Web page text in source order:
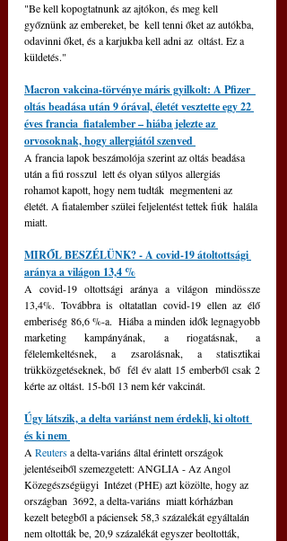
"Be kell kopogtatnunk az ajtókon, és meg kell
győznünk az embereket, be  kell tenni őket az autókba,
odavinni őket, és a karjukba kell adni az  oltást. Ez a
küldetés."
Macron vakcina-törvénye máris gyilkolt: A Pfizer
oltás beadása után 9 órával, életét vesztette egy 22
éves francia  fiatalember – hiába jelezte az
orvosoknak, hogy allergiától szenved
A francia lapok beszámolója szerint az oltás beadása
után a fiú rosszul  lett és olyan súlyos allergiás
rohamot kapott, hogy nem tudták  megmenteni az
életét. A fiatalember szülei feljelentést tettek fiúk  halála
miatt.
MIRŐL BESZÉLÜNK? - A covid-19 átoltottsági
aránya a világon 13,4 %
A covid-19 oltottsági aránya a világon mindössze
13,4%. Továbbra is oltatatlan covid-19 ellen az élő
emberiség 86,6 %-a.  Hiába a minden idők legnagyobb
marketing kampányának, a riogatásnak, a
félelemkeltésnek, a zsarolásnak, a statisztikai
trükközgetéseknek, bő  fél év alatt 15 emberből csak 2
kérte az oltást. 15-ből 13 nem kér vakcinát.
Úgy látszik, a delta variánst nem érdekli, ki oltott
és ki nem
A Reuters a delta-variáns által érintett országok
jelentéseiből szemezgetett: ANGLIA - Az Angol
Közegészségügyi  Intézet (PHE) azt közölte, hogy az
országban  3692, a delta-variáns  miatt kórházban
kezelt betegből a páciensek 58,3 százalékát egyáltalán
nem oltották be, 20,9 százalékát egyszer beoltották,